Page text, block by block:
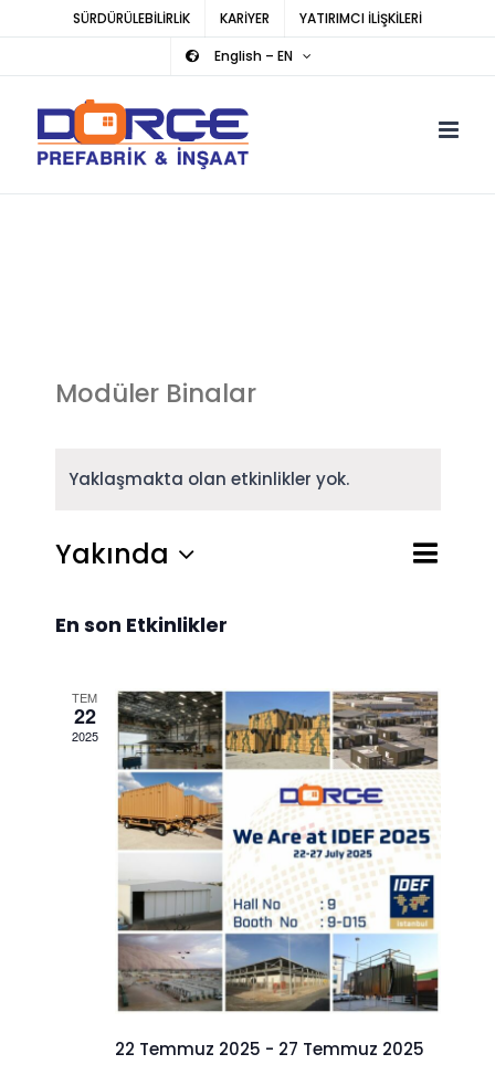
SÜRDÜRÜLEBİLİRLİK KARİYER
YATIRIMCI İLİŞKİLERİ
English – EN
Modüler Binalar
Yaklaşmakta olan etkinlikler yok.
ve
Ara
Etkinlik
Liste
Yakında
seç.
En son Etkinlikler
TEM
22
2025
22 Temmuz 2025 - 27 Temmuz 2025